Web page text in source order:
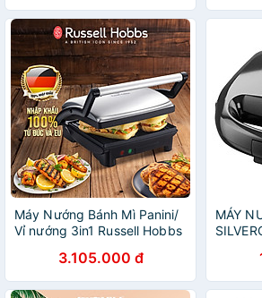
Máy Nướng Bánh Mì Panini/
Vỉ nướng 3in1 Russell Hobbs
Hàng Chính Hãng Nhập
Khẩu Từ Đức & EU
3.105.000 đ
MÁY
chính